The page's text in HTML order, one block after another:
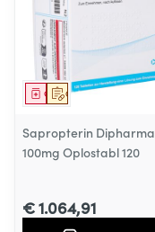
Op voorschrift
Geneesmiddel
Sapropterin Dipharma
100mg Oplostabl 120
€ 1.064,91